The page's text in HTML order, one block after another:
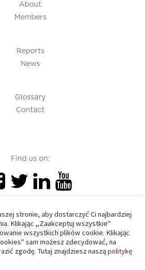
About
Members
Reports
News
Glossary
Contact
Find us on:
© All right reserved
stronie, aby dostarczyć Ci najbardziej
Klikając ,,Zaakceptuj wszystkie"
wszystkich plików cookie. Klikając
sam możesz zdecydować, na
zgodę. Tutaj znajdziesz nasząpolitykę